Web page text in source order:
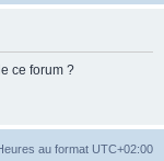
ce forum ?
au format UTC+02:00